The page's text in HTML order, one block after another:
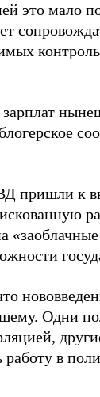
это мало
пришли к
Одни
работу в